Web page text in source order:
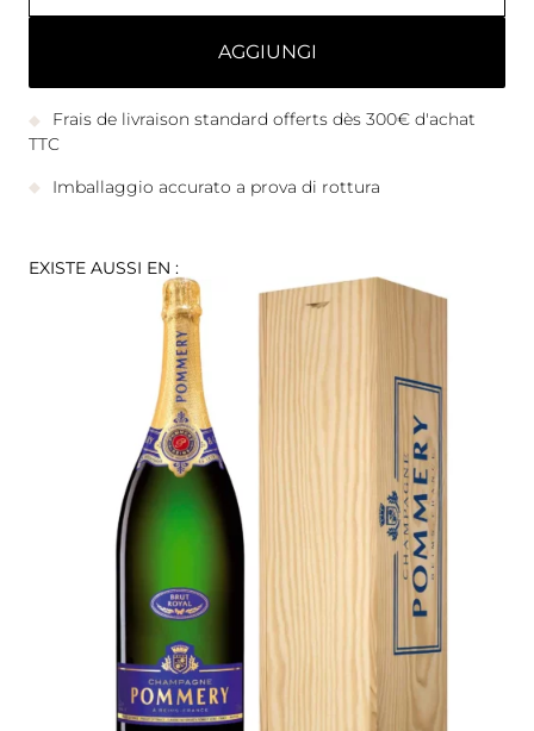
AGGIUNGI
Frais de livraison standard offerts dès 300€ d'achat
TTC
Imballaggio accurato a prova di rottura
EXISTE AUSSI EN :